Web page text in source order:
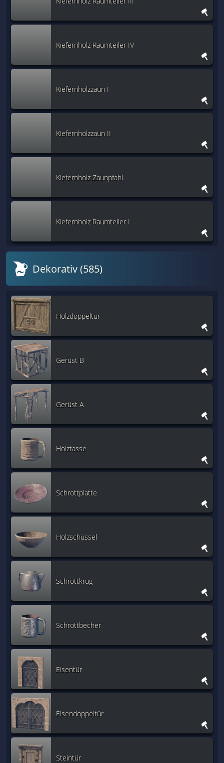
Kiefernholz Raumteiler IV
Kiefernholzzaun I
Kiefernholzzaun II
Kiefernholz Zaunpfahl
Kiefernholz Raumteiler I
Dekorativ (585)
Holzdoppeltür
Gerüst B
Gerüst A
Holztasse
Schrottplatte
Holzschüssel
Schrottkrug
Schrottbecher
Eisentür
Eisendoppeltür
Steintür